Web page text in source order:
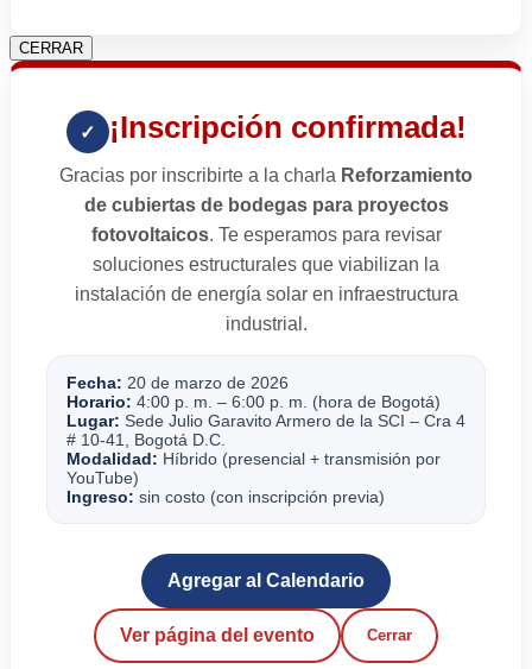
CERRAR
✓ ¡Inscripción confirmada!
Gracias por inscribirte a la charla Reforzamiento
de cubiertas de bodegas para proyectos
fotovoltaicos. Te esperamos para revisar
soluciones estructurales que viabilizan la
instalación de energía solar en infraestructura
industrial.
Fecha: 20 de marzo de 2026
Horario: 4:00 p. m. – 6:00 p. m. (hora de Bogotá)
Lugar: Sede Julio Garavito Armero de la SCI – Cra 4
# 10-41, Bogotá D.C.
Modalidad: Híbrido (presencial + transmisión por
YouTube)
Ingreso: sin costo (con inscripción previa)
Agregar al Calendario
Ver página del evento Cerrar